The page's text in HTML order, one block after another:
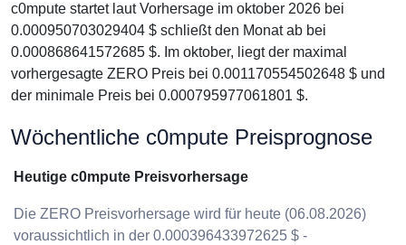
c0mpute startet laut Vorhersage im oktober 2026 bei
0.000950703029404 $ schließt den Monat ab bei
0.000868641572685 $. Im oktober, liegt der maximal
vorhergesagte ZERO Preis bei 0.001170554502648 $ und
der minimale Preis bei 0.000795977061801 $.
Wöchentliche c0mpute Preisprognose
Heutige c0mpute Preisvorhersage
Die ZERO Preisvorhersage wird für heute (06.08.2026)
voraussichtlich in der 0.000396433972625 $ -